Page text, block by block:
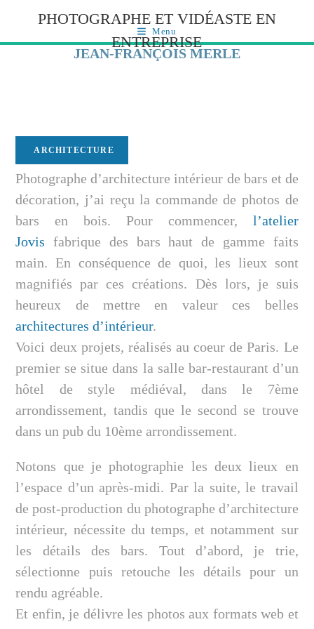
PHOTOGRAPHE ET VIDÉASTE EN
ENTREPRISE
JEAN-FRANÇOIS MERLE
Menu
ARCHITECTURE
Photographe d’architecture intérieur de bars et de
décoration, j’ai reçu la commande de photos de
bars en bois. Pour commencer, l’atelier
Jovis fabrique des bars haut de gamme faits
main. En conséquence de quoi, les lieux sont
magnifiés par ces créations. Dès lors, je suis
heureux de mettre en valeur ces belles
architectures d’intérieur.
Voici deux projets, réalisés au coeur de Paris. Le
premier se situe dans la salle bar-restaurant d’un
hôtel de style médiéval, dans le 7ème
arrondissement, tandis que le second se trouve
dans un pub du 10ème arrondissement.
Notons que je photographie les deux lieux en
l’espace d’un après-midi. Par la suite, le travail
de post-production du photographe d’architecture
intérieur, nécessite du temps, et notamment sur
les détails des bars. Tout d’abord, je trie,
sélectionne puis retouche les détails pour un
rendu agréable.
Et enfin, je délivre les photos aux formats web et